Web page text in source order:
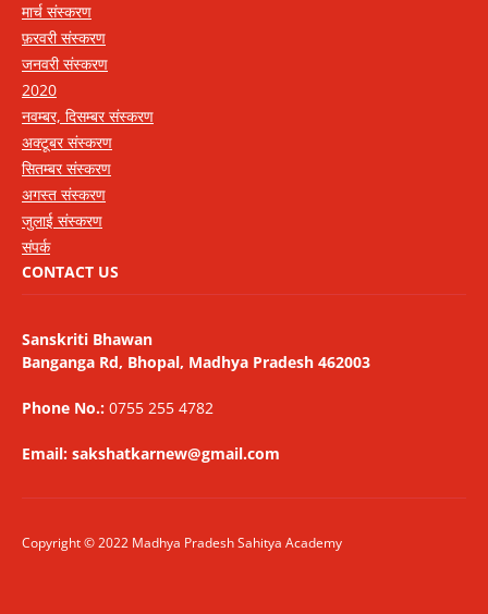
मार्च संस्करण
फ़रवरी संस्करण
जनवरी संस्करण
2020
नवम्बर, दिसम्बर संस्करण
अक्टूबर संस्करण
सितम्बर संस्करण
अगस्त संस्करण
जुलाई संस्करण
संपर्क
CONTACT US
Sanskriti Bhawan
Banganga Rd, Bhopal, Madhya Pradesh 462003
Phone No.: 0755 255 4782
Email: sakshatkarnew@gmail.com
Copyright © 2022 Madhya Pradesh Sahitya Academy